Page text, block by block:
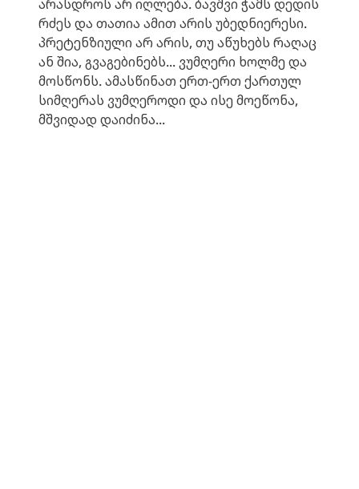
არასდროს არ იღლება. ბავშვი ჭამს დედის
რძეს და თათია ამით არის უბედნიერესი.
პრეტენზიული არ არის, თუ აწუხებს რაღაც
ან შია, გვაგებინებს... ვუმღერი ხოლმე და
მოსწონს. ამასწინათ ერთ-ერთ ქართულ
სიმღერას ვუმღეროდი და ისე მოეწონა,
მშვიდად დაიძინა...